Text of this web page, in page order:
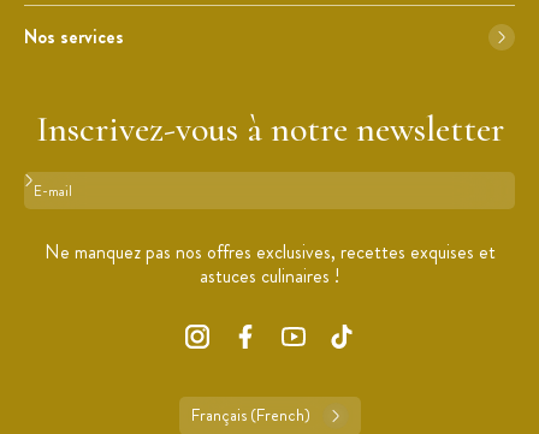
Nos services
Inscrivez-vous à notre newsletter
Format : adresse@email.com
Ne manquez pas nos offres exclusives, recettes exquises et
astuces culinaires !
Français (French)